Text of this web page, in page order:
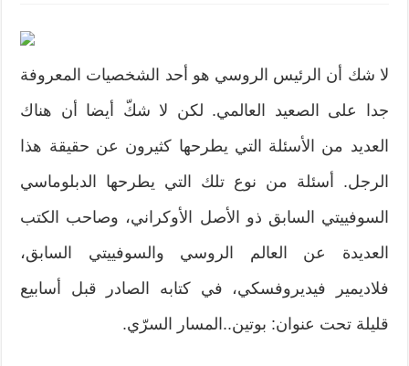
لا شك أن الرئيس الروسي هو أحد الشخصيات المعروفة
جدا على الصعيد العالمي. لكن لا شكّ أيضا أن هناك
العديد من الأسئلة التي يطرحها كثيرون عن حقيقة هذا
الرجل. أسئلة من نوع تلك التي يطرحها الدبلوماسي
السوفييتي السابق ذو الأصل الأوكراني، وصاحب الكتب
العديدة عن العالم الروسي والسوفييتي السابق،
فلاديمير فيديروفسكي، في كتابه الصادر قبل أسابيع
قليلة تحت عنوان: بوتين..المسار السرّي.